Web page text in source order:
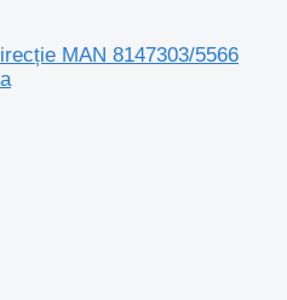
MAN 8147303/5566